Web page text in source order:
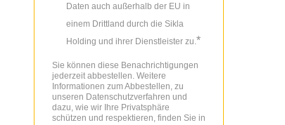
Daten auch außerhalb der EU in
einem Drittland durch die Sikla
Holding und ihrer Dienstleister zu. *
Sie können diese Benachrichtigungen
jederzeit abbestellen. Weitere
Informationen zum Abbestellen, zu
unseren Datenschutzverfahren und
dazu, wie wir Ihre Privatsphäre
schützen und respektieren, finden Sie in